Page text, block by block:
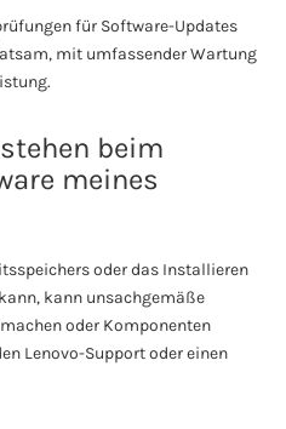
für Software-Updates
mit umfassender Wartung
beim
meines
oder das Installieren
kann unsachgemäße
oder Komponenten
Lenovo-Support oder einen